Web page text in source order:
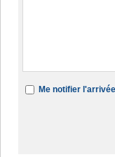
Me notifier